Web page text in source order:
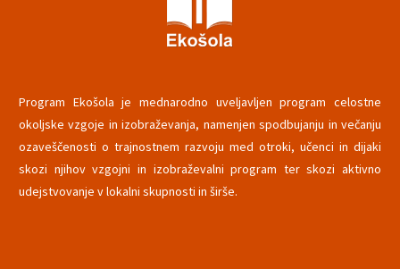
Program Ekošola je mednarodno uveljavljen program celostne
okoljske vzgoje in izobraževanja, namenjen spodbujanju in večanju
ozaveščenosti o trajnostnem razvoju med otroki, učenci in dijaki
skozi njihov vzgojni in izobraževalni program ter skozi aktivno
udejstvovanje v lokalni skupnosti in širše.